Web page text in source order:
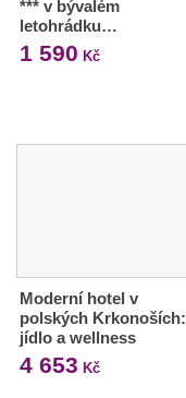
*** v bývalém
letohrádku…
1 590 Kč
Moderní hotel v
polských Krkonoších:
jídlo a wellness
4 653 Kč